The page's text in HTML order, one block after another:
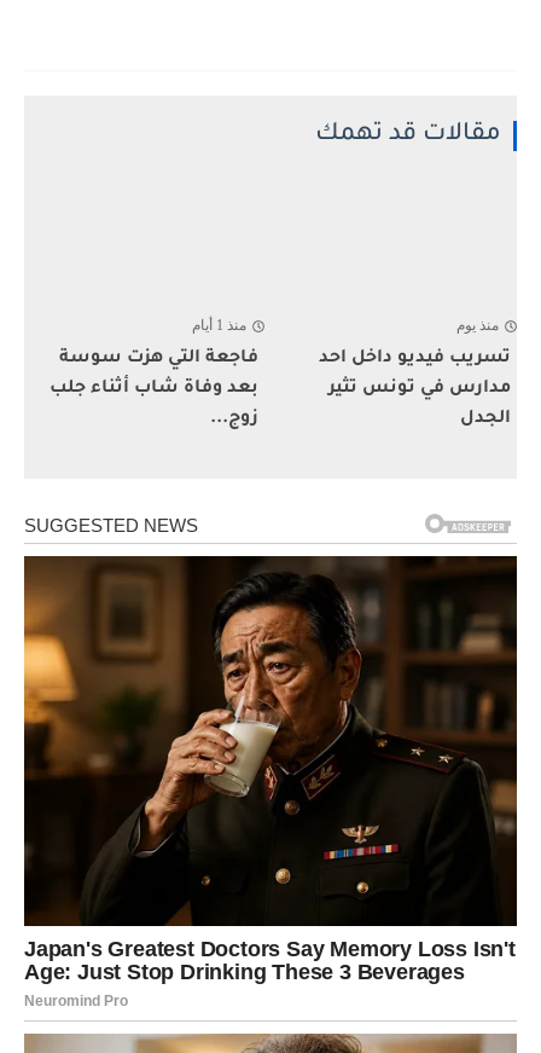
مقالات قد تهمك
منذ يوم
تسريب فيديو داخل احد
مدارس في تونس تثير
الجدل
منذ 1 أيام
فاجعة التي هزت سوسة
بعد وفاة شاب أثناء جلب
زوج...